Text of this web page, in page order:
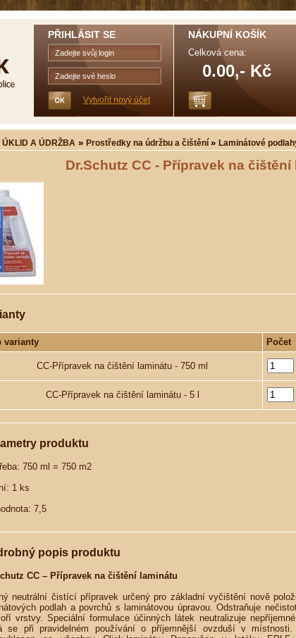
ÚKLID A ÚDRŽBA » Prostředky na údržbu a čištění » Laminátové
Dr.Schutz CC - Přípravek na čištění
varianty Počet
CC-Přípravek na čištění laminátu - 750 ml
CC-Přípravek na čištění laminátu - 5 l
produktu
750 ml = 750 m2
1 ks
7,5
popis produktu
CC – Přípravek na čištění laminátu
neutrální čistící přípravek určený pro základní vyčištění nově
podlah a povrchů s laminátovou úpravou. Odstraňuje
vrstvy. Speciální formulace účinných látek neutralizuje
se při pravidelném používání o příjemnější ovzduší v místnosti.
PŘIHLÁSIT SE
Vytvořit nový účet
NÁKUPNÍ KOŠÍK
Celková cena:
0.00,- Kč